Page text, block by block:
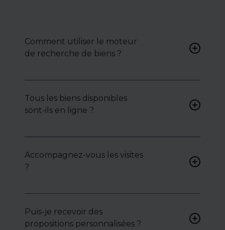
Comment utiliser le moteur
de recherche de biens ?
pour accéder à une liste de
biens ciblés.
Tous les biens disponibles
sont-ils en ligne ?
toute confidentialité :
contactez-nous pour y
Accompagnez-vous les visites
?
visites, analysons chaque bien
avec vous, et mettons en
lumière ses atouts ou
Puis-je recevoir des
propositions personnalisées ?